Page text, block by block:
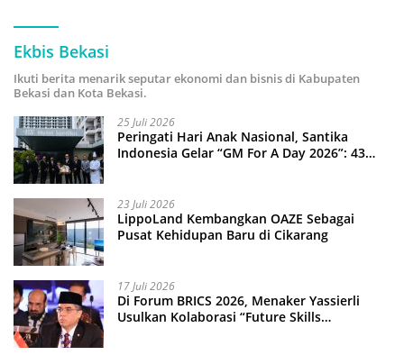
Ekbis Bekasi
Ikuti berita menarik seputar ekonomi dan bisnis di Kabupaten
Bekasi dan Kota Bekasi.
25 Juli 2026
Peringati Hari Anak Nasional, Santika
Indonesia Gelar “GM For A Day 2026”: 43
23 Juli 2026
LippoLand Kembangkan OAZE Sebagai
Pusat Kehidupan Baru di Cikarang
17 Juli 2026
Di Forum BRICS 2026, Menaker Yassierli
Usulkan Kolaborasi “Future Skills